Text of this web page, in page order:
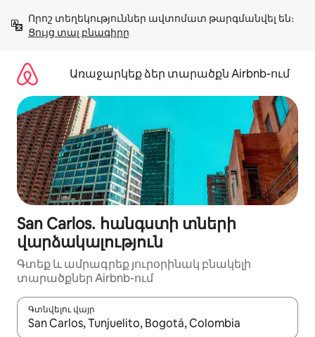
բովանդակությանը
Ցույց տալ բնագիրը
Առաջարկեք ձեր տարածքն Airbnb-ում
San Carlos․ հանգստի տների
վարձակալություն
Գտեք և ամրագրեք յուրօրինակ բնակելի
տարածքներ Airbnb-ում
Գտնվելու վայր
Երբ արդյունքները հասանելի լինեն, սլաքների